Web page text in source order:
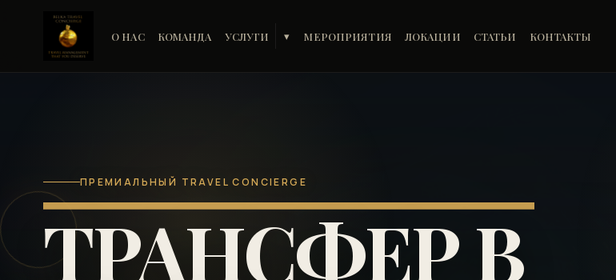
О НАС КОМАНДА УСЛУГИ ▾ МЕРОПРИЯТИЯ ЛОКАЦИИ СТАТЬИ КОНТАКТЫ
ПРЕМИАЛЬНЫЙ TRAVEL CONCIERGE
ТРАНСФЕР В